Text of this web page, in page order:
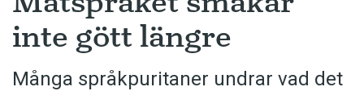
inte gött längre
Många språkpuritaner undrar vad det